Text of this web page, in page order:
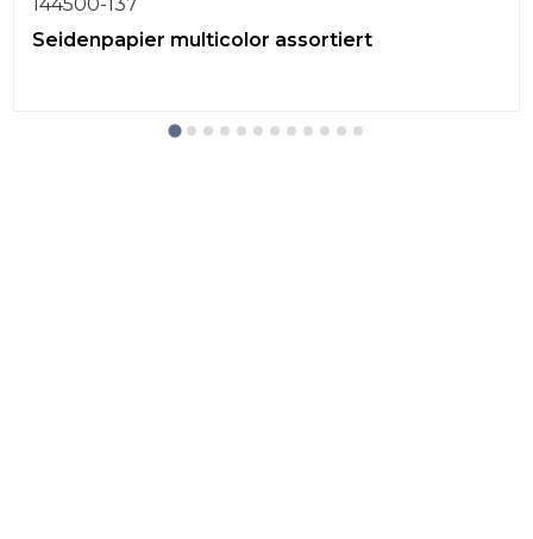
Seidenpapier multicolor assortiert